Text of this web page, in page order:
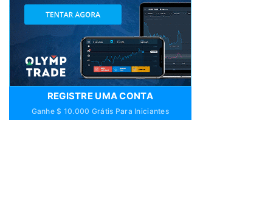
REGISTRE UMA CONTA
Ganhe $ 10.000 Grátis Para Iniciantes